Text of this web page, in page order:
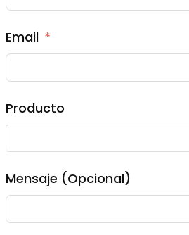
Email
Producto
Mensaje (Opcional)